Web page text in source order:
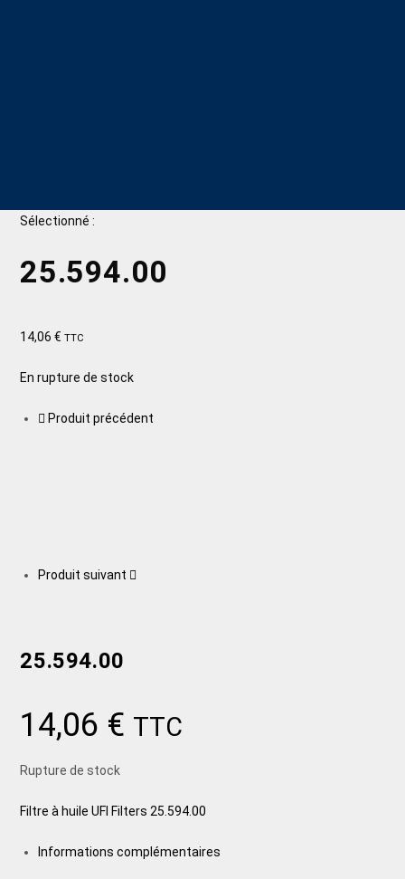
Sélectionné :
25.594.00
14,06€ TTC
En rupture de stock
Produit précédent
Produit suivant
25.594.00
14,06 € TTC
Rupture de stock
Filtre à huile UFI Filters 25.594.00
Informations complémentaires